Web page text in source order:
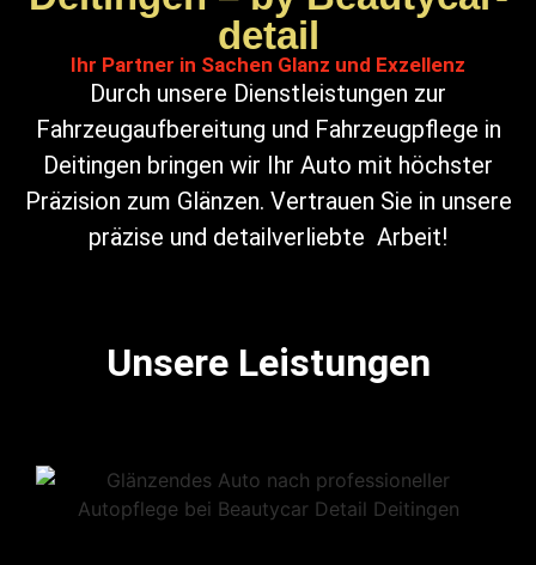
detail
Ihr Partner in Sachen Glanz und Exzellenz
Durch unsere Dienstleistungen zur
Fahrzeugaufbereitung und Fahrzeugpflege in
Deitingen bringen wir Ihr Auto mit höchster
Präzision zum Glänzen. Vertrauen Sie in unsere
präzise und detailverliebte Arbeit!
Unsere Leistungen